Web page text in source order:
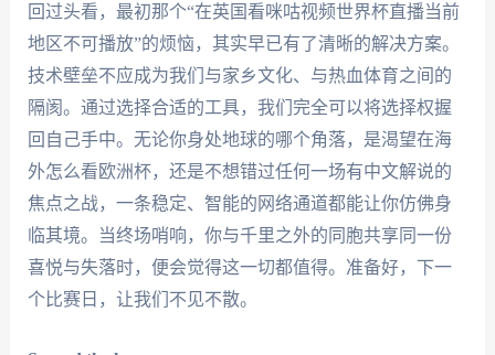
回过头看，最初那个“在英国看咪咕视频世界杯直播当前
地区不可播放”的烦恼，其实早已有了清晰的解决方案。
技术壁垒不应成为我们与家乡文化、与热血体育之间的
隔阂。通过选择合适的工具，我们完全可以将选择权握
回自己手中。无论你身处地球的哪个角落，是渴望在海
外怎么看欧洲杯，还是不想错过任何一场有中文解说的
焦点之战，一条稳定、智能的网络通道都能让你仿佛身
临其境。当终场哨响，你与千里之外的同胞共享同一份
喜悦与失落时，便会觉得这一切都值得。准备好，下一
个比赛日，让我们不见不散。